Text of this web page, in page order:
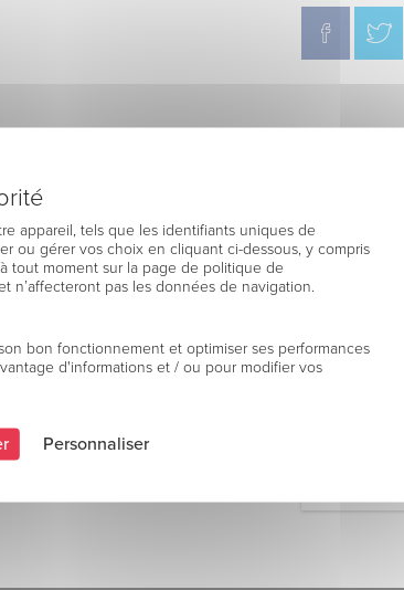
Préparer
Pendant
Votre
appareil, tels que les identifiants uniques de
ou gérer vos choix en cliquant ci-dessous, y compris
tout moment sur la page de politique de
n’affecteront pas les données de navigation.
bon fonctionnement et optimiser ses performances
d'informations et / ou pour modifier vos
Personnaliser